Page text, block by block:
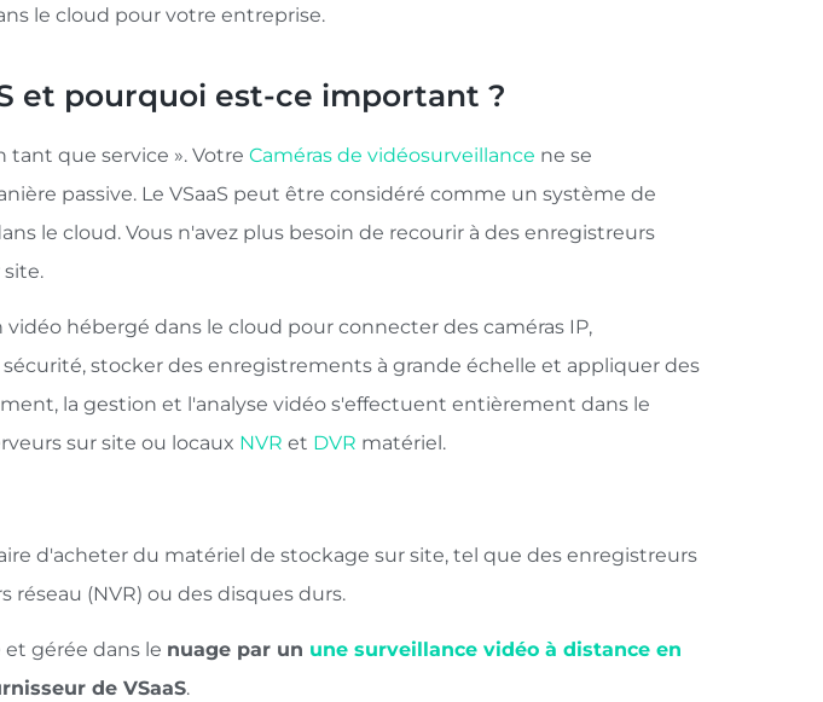
le cloud pour votre entreprise.
et pourquoi est-ce important ?
tant que service ». Votre Caméras de vidéosurveillance ne se
passive. Le VSaaS peut être considéré comme un système de
le cloud. Vous n'avez plus besoin de recourir à des enregistreurs
hébergé dans le cloud pour connecter des caméras IP,
stocker des enregistrements à grande échelle et appliquer des
la gestion et l'analyse vidéo s'effectuent entièrement dans le
sur site ou locaux NVR et DVR matériel.
d'acheter du matériel de stockage sur site, tel que des enregistreurs
réseau (NVR) ou des disques durs.
gérée dans le nuage par un une surveillance vidéo à distance en
de VSaaS.